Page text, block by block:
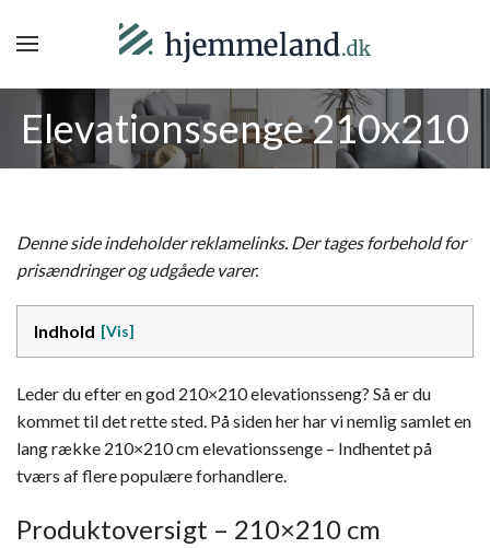
Elevationssenge 210x210
Denne side indeholder reklamelinks. Der tages forbehold for
prisændringer og udgåede varer.
Indhold
Leder du efter en god 210×210 elevationsseng? Så er du
kommet til det rette sted. På siden her har vi nemlig samlet en
lang række 210×210 cm elevationssenge – Indhentet på
tværs af flere populære forhandlere.
Produktoversigt – 210×210 cm